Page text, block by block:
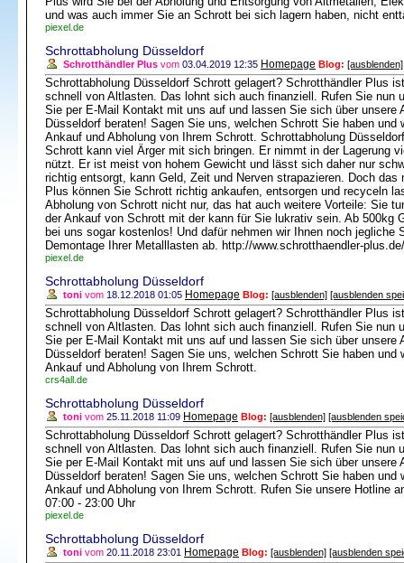
und was auch immer Sie an Schrott bei sich lagern haben, nicht
piexel.de
Schrottabholung Düsseldorf
Schrotthändler Plus vom 03.04.2019 12:35 Homepage Blog: [ausblenden]
Schrottabholung Düsseldorf Schrott gelagert? Schrotthändler Plus
schnell von Altlasten. Das lohnt sich auch finanziell. Rufen Sie nun
Sie per E-Mail Kontakt mit uns auf und lassen Sie sich über unsere
Düsseldorf beraten! Sagen Sie uns, welchen Schrott Sie haben und
Ankauf und Abholung von Ihrem Schrott. Schrottabholung
Schrott kann viel Ärger mit sich bringen. Er nimmt in der Lagerung
nützt. Er ist meist von hohem Gewicht und lässt sich daher nur
richtig entsorgt, kann Geld, Zeit und Nerven strapazieren. Doch
Plus können Sie Schrott richtig ankaufen, entsorgen und recyceln
Abholung von Schrott nicht nur, das hat auch weitere Vorteile: Sie
der Ankauf von Schrott mit der kann für Sie lukrativ sein. Ab 500kg
bei uns sogar kostenlos! Und dafür nehmen wir Ihnen noch jegliche
Demontage Ihrer Metalllasten ab. http://www.schrotthaendler-
piexel.de
Schrottabholung Düsseldorf
toni vom 18.12.2018 01:05 Homepage Blog: [ausblenden] [ausblenden
Schrottabholung Düsseldorf Schrott gelagert? Schrotthändler Plus
schnell von Altlasten. Das lohnt sich auch finanziell. Rufen Sie nun
Sie per E-Mail Kontakt mit uns auf und lassen Sie sich über unsere
Düsseldorf beraten! Sagen Sie uns, welchen Schrott Sie haben und
Ankauf und Abholung von Ihrem Schrott.
crs4all.de
Schrottabholung Düsseldorf
toni vom 25.11.2018 11:09 Homepage Blog: [ausblenden] [ausblenden
Schrottabholung Düsseldorf Schrott gelagert? Schrotthändler Plus
schnell von Altlasten. Das lohnt sich auch finanziell. Rufen Sie nun
Sie per E-Mail Kontakt mit uns auf und lassen Sie sich über unsere
Düsseldorf beraten! Sagen Sie uns, welchen Schrott Sie haben und
Ankauf und Abholung von Ihrem Schrott. Rufen Sie unsere Hotline
07:00 - 23:00 Uhr
piexel.de
Schrottabholung Düsseldorf
toni vom 20.11.2018 23:01 Homepage Blog: [ausblenden] [ausblenden